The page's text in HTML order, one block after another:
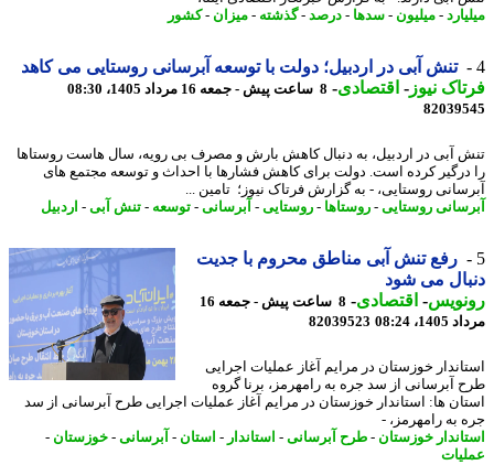
-میلیون-سدها-درصد-گذشته-میزان- کشور
تنش آبی در اردبیل؛ دولت با توسعه آبرسانی روستایی می کاهد
نیوز-اقتصادی-8 ساعت پیش - جمعه 16 مرداد 1405، 08:30
آبی در اردبیل، به دنبال کاهش بارش و مصرف بی رویه، سال هاست روستاها
کرده است. دولت برای کاهش فشارها با احداث و توسعه مجتمع های
روستایی، - به گزارش فرتاک نیوز؛ تامین ...
روستایی-روستاها-روستایی-آبرسانی-توسعه-تنش آبی- اردبیل
رفع تنش آبی مناطق محروم با جدیت
می شود
-اقتصادی-
8 ساعت پیش - جمعه 16
08:24
82039523
خوزستان در مرایم آغاز عملیات اجرایی
آبرسانی از سد جره به رامهرمز، برنا گروه
ها: استاندار خوزستان در مرایم آغاز عملیات اجرایی طرح آبرسانی از سد
به رامهرمز، -
خوزستان-طرح آبرسانی-استاندار-استان-آبرسانی-خوزستان-